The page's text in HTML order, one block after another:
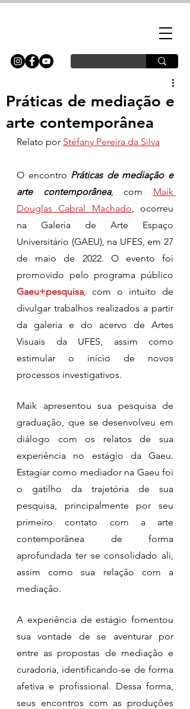
Práticas de mediação e
arte contemporânea
Relato por Stéfany Pereira da Silva
O encontro Práticas de mediação e
arte contemporânea, com Maik
Douglas Cabral Machado, ocorreu
na Galeria de Arte Espaço
Universitário (GAEU), na UFES, em 27
de maio de 2022. O evento foi
promovido pelo programa público
Gaeu+pesquisa, com o intuito de
divulgar trabalhos realizados a partir
da galeria e do acervo de Artes
Visuais da UFES, assim como
estimular o início de novos
processos investigativos.
Maik apresentou sua pesquisa de
graduação, que se desenvolveu em
diálogo com os relatos de sua
experiência no estágio da Gaeu.
Estagiar como mediador na Gaeu foi
o gatilho da trajetória de sua
pesquisa, principalmente por seu
primeiro contato com a arte
contemporânea de forma
aprofundada ter se consolidado ali,
assim como sua relação com a
mediação.
A experiência de estágio fomentou
sua vontade de se aventurar por
entre as propostas de mediação e
curadoria, identificando-se de forma
afetiva e profissional. Dessa forma,
seus encontros com as produções